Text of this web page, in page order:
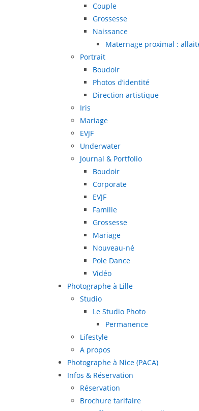
Couple
Grossesse
Naissance
Maternage proximal :
Portrait
Boudoir
Photos d’identité
Direction artistique
Iris
Mariage
EVJF
Underwater
Journal & Portfolio
Boudoir
Corporate
EVJF
Famille
Grossesse
Mariage
Nouveau-né
Pole Dance
Vidéo
Photographe à Lille
Studio
Le Studio Photo
Permanence
Lifestyle
A propos
Photographe à Nice (PACA)
Infos & Réservation
Réservation
Brochure tarifaire